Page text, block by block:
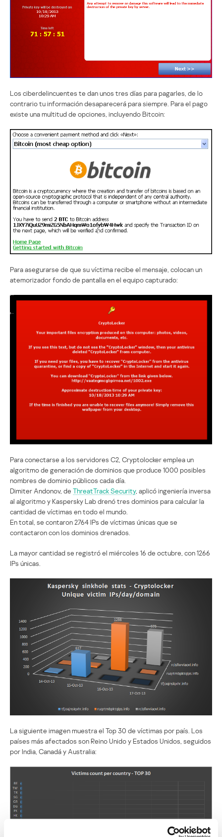
Los ciberdelincuentes te dan unos tres días para pagarles, de lo
contrario tu información desaparecerá para siempre. Para el pago
existe una multitud de opciones, incluyendo Bitcoin:
Para asegurarse de que su víctima recibe el mensaje, colocan un
atemorizador fondo de pantalla en el equipo capturado:
Para conectarse a los servidores C2, Cryptolocker emplea un
algoritmo de generación de dominios que produce 1000 posibles
nombres de dominio públicos cada día.
Dimiter Andonov, de ThreatTrack Security, aplicó ingeniería inversa
al algoritmo y Kaspersky Lab drenó tres dominios para calcular la
cantidad de víctimas en todo el mundo.
En total, se contaron 2764 IPs de víctimas únicas que se
contactaron con los dominios drenados.
La mayor cantidad se registró el miércoles 16 de octubre, con 1266
IPs únicas.
La siguiente imagen muestra el Top 30 de víctimas por país. Los
países más afectados son Reino Unido y Estados Unidos, seguidos
por India, Canadá y Australia: